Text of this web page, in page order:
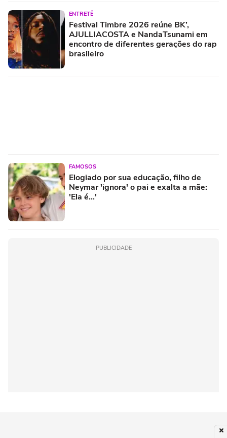
ENTRETÊ
Festival Timbre 2026 reúne BK’,
AJULLIACOSTA e NandaTsunami em
encontro de diferentes gerações do rap
brasileiro
FAMOSOS
Elogiado por sua educação, filho de
Neymar 'ignora' o pai e exalta a mãe:
'Ela é...'
PUBLICIDADE